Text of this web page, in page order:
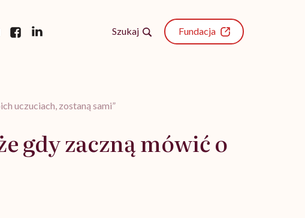
Szukaj Fundacja
uczuciach, zostaną sami”
gdy zaczną mówić o